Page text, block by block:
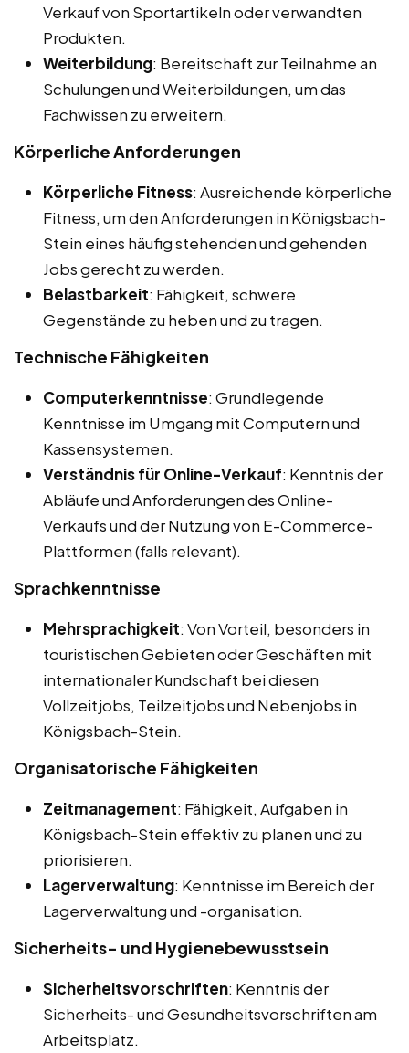
Verkauf von Sportartikeln oder verwandten
Produkten.
Weiterbildung: Bereitschaft zur Teilnahme an
Schulungen und Weiterbildungen, um das
Fachwissen zu erweitern.
Körperliche Anforderungen
Körperliche Fitness: Ausreichende körperliche
Fitness, um den Anforderungen in Königsbach-
Stein eines häufig stehenden und gehenden
Jobs gerecht zu werden.
Belastbarkeit: Fähigkeit, schwere
Gegenstände zu heben und zu tragen.
Technische Fähigkeiten
Computerkenntnisse: Grundlegende
Kenntnisse im Umgang mit Computern und
Kassensystemen.
Verständnis für Online-Verkauf: Kenntnis der
Abläufe und Anforderungen des Online-
Verkaufs und der Nutzung von E-Commerce-
Plattformen (falls relevant).
Sprachkenntnisse
Mehrsprachigkeit: Von Vorteil, besonders in
touristischen Gebieten oder Geschäften mit
internationaler Kundschaft bei diesen
Vollzeitjobs, Teilzeitjobs und Nebenjobs in
Königsbach-Stein.
Organisatorische Fähigkeiten
Zeitmanagement: Fähigkeit, Aufgaben in
Königsbach-Stein effektiv zu planen und zu
priorisieren.
Lagerverwaltung: Kenntnisse im Bereich der
Lagerverwaltung und -organisation.
Sicherheits- und Hygienebewusstsein
Sicherheitsvorschriften: Kenntnis der
Sicherheits- und Gesundheitsvorschriften am
Arbeitsplatz.